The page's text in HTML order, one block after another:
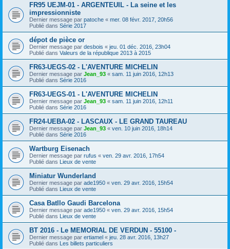
FR95 UEJM-01 - ARGENTEUIL - La seine et les
impressionniste
Dernier message par patoche « mer. 08 févr. 2017, 20h56
Publié dans Série 2017
dépot de pièce or
Dernier message par desbois « jeu. 01 déc. 2016, 23h04
Publié dans Valeurs de la république 2013 à 2015
FR63-UEGS-02 - L'AVENTURE MICHELIN
Dernier message par Jean_93 « sam. 11 juin 2016, 12h13
Publié dans Série 2016
FR63-UEGS-01 - L'AVENTURE MICHELIN
Dernier message par Jean_93 « sam. 11 juin 2016, 12h11
Publié dans Série 2016
FR24-UEBA-02 - LASCAUX - LE GRAND TAUREAU
Dernier message par Jean_93 « ven. 10 juin 2016, 18h14
Publié dans Série 2016
Wartburg Eisenach
Dernier message par rufus « ven. 29 avr. 2016, 17h54
Publié dans Lieux de vente
Miniatur Wunderland
Dernier message par ade1950 « ven. 29 avr. 2016, 15h54
Publié dans Lieux de vente
Casa Batllo Gaudi Barcelona
Dernier message par ade1950 « ven. 29 avr. 2016, 15h54
Publié dans Lieux de vente
BT 2016 - Le MEMORIAL DE VERDUN - 55100 -
Dernier message par ertiamel « jeu. 28 avr. 2016, 13h27
Publié dans Les billets particuliers